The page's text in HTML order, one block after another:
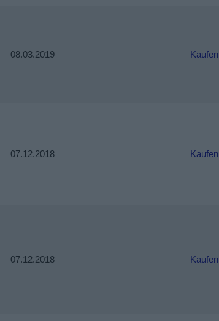
08.03.2019 Kaufen
07.12.2018 Kaufen
07.12.2018 Kaufen